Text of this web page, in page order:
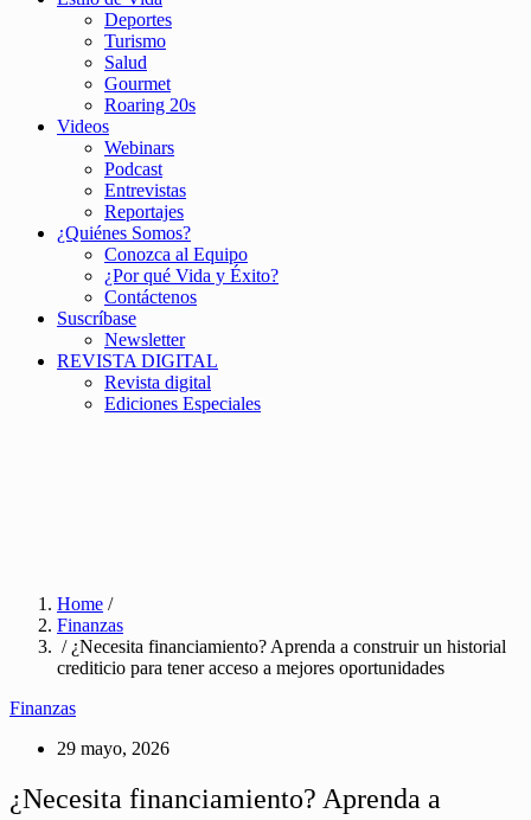
Deportes
Turismo
Salud
Gourmet
Roaring 20s
Videos
Webinars
Podcast
Entrevistas
Reportajes
¿Quiénes Somos?
Conozca al Equipo
¿Por qué Vida y Éxito?
Contáctenos
Suscríbase
Newsletter
REVISTA DIGITAL
Revista digital
Ediciones Especiales
Home /
Finanzas
/ ¿Necesita financiamiento? Aprenda a construir un historial
crediticio para tener acceso a mejores oportunidades
Finanzas
29 mayo, 2026
¿Necesita financiamiento? Aprenda a